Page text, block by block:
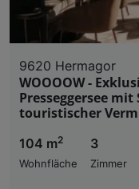
9620 Hermagor
WOOOOW -
Presseggersee
touristischer
104 m2
Wohnfläche
3
Zimmer